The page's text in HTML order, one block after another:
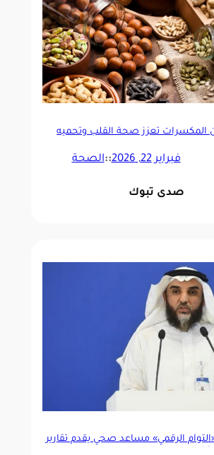
المكسرات تعزز صحة القلب وتحميه
فبراير 22, 2026 ::الصحة
صدى تبوك
الرقمي» مساعد صحي يقدم تقارير